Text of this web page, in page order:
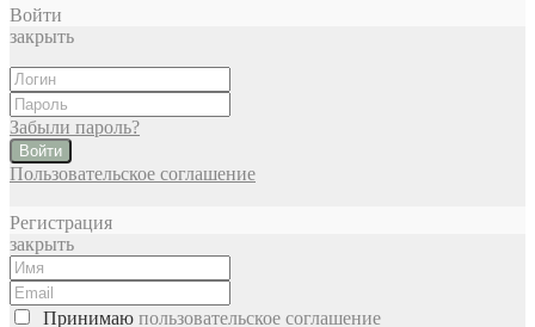
Войти
закрыть
Забыли пароль?
Войти
Пользовательское соглашение
Регистрация
закрыть
Принимаю пользовательское соглашение